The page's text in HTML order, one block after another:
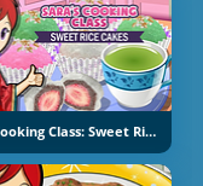
Sara's Cooking Class: Sweet Rice Cakes